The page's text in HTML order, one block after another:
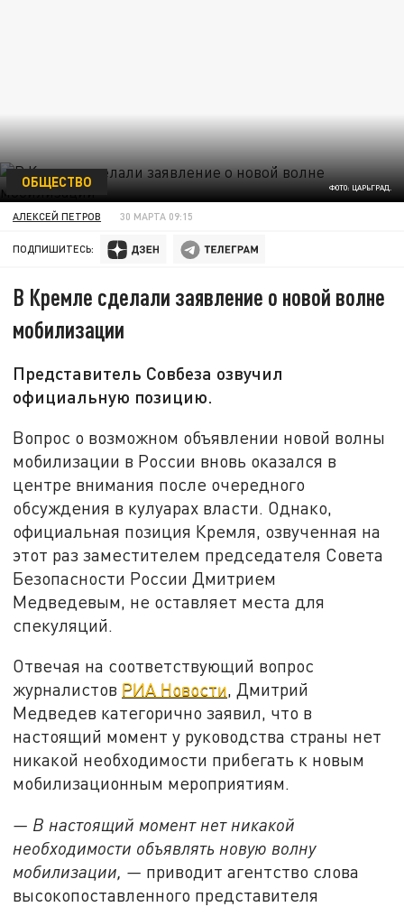
ФОТО: ЦАРЬГРАД.
ОБЩЕСТВО
АЛЕКСЕЙ ПЕТРОВ 30 МАРТА 09:15
ПОДПИШИТЕСЬ:
В Кремле сделали заявление о новой волне
мобилизации
Представитель Совбеза озвучил
официальную позицию.
Вопрос о возможном объявлении новой волны
мобилизации в России вновь оказался в
центре внимания после очередного
обсуждения в кулуарах власти. Однако,
официальная позиция Кремля, озвученная на
этот раз заместителем председателя Совета
Безопасности России Дмитрием
Медведевым, не оставляет места для
спекуляций.
Отвечая на соответствующий вопрос
журналистов РИА Новости, Дмитрий
Медведев категорично заявил, что в
настоящий момент у руководства страны нет
никакой необходимости прибегать к новым
мобилизационным мероприятиям.
— В настоящий момент нет никакой
необходимости объявлять новую волну
мобилизации, — приводит агентство слова
высокопоставленного представителя